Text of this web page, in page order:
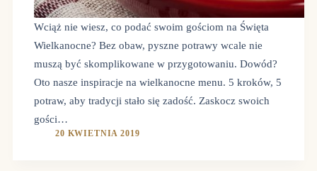
Wciąż nie wiesz, co podać swoim gościom na Święta
Wielkanocne? Bez obaw, pyszne potrawy wcale nie
muszą być skomplikowane w przygotowaniu. Dowód?
Oto nasze inspiracje na wielkanocne menu. 5 kroków, 5
potraw, aby tradycji stało się zadość. Zaskocz swoich
gości…
20 KWIETNIA 2019